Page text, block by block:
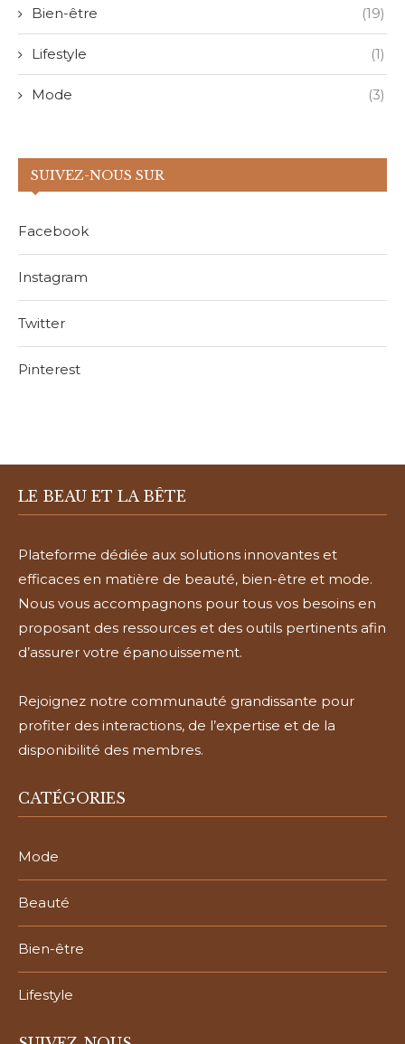
Bien-être (19)
Lifestyle (1)
Mode (3)
SUIVEZ-NOUS SUR
Facebook
Instagram
Twitter
Pinterest
LE BEAU ET LA BÊTE
Plateforme dédiée aux solutions innovantes et
efficaces en matière de beauté, bien-être et mode.
Nous vous accompagnons pour tous vos besoins en
proposant des ressources et des outils pertinents afin
d’assurer votre épanouissement.
Rejoignez notre communauté grandissante pour
profiter des interactions, de l’expertise et de la
disponibilité des membres.
CATÉGORIES
Mode
Beauté
Bien-être
Lifestyle